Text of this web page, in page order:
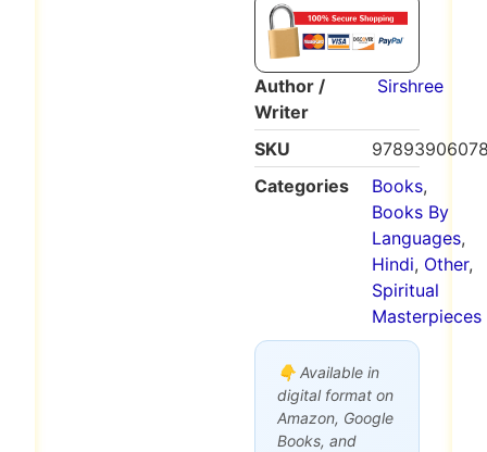
Author /
Writer
Sirshree
SKU
Categories
Books,
Books By
Languages,
Hindi, Other,
Spiritual
Masterpieces
👇 Available in
digital format on
Amazon, Google
Books, and